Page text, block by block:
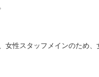
性スタッフメインのため、